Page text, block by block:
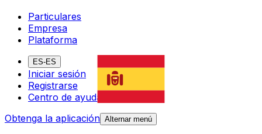
Particulares
Empresa
Plataforma
ES-ES
Iniciar sesión
Registrarse
Centro de ayuda
Obtenga la aplicación Alternar menú